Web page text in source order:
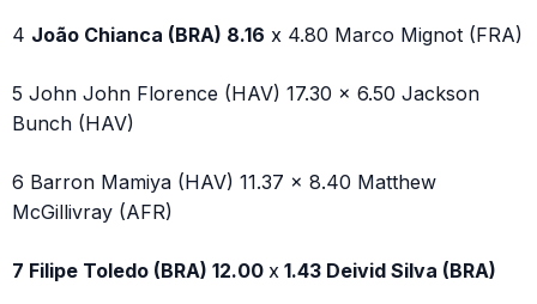
4 João Chianca (BRA) 8.16 x 4.80 Marco Mignot (FRA)
5 John John Florence (HAV) 17.30 x 6.50 Jackson
Bunch (HAV)
6 Barron Mamiya (HAV) 11.37 x 8.40 Matthew
McGillivray (AFR)
7 Filipe Toledo (BRA) 12.00 x 1.43 Deivid Silva (BRA)